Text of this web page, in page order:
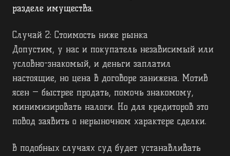
разделе имущества.
Случай 2: Стоимость ниже рынка
Допустим, у нас и покупатель независимый или
условно-знакомый, и деньги заплатил
настоящие, но цена в договоре занижена. Мотив
ясен — быстрее продать, помочь знакомому,
минимизировать налоги. Но для кредиторов это
повод заявить о нерыночном характере сделки.
В подобных случаях суд будет устанавливать